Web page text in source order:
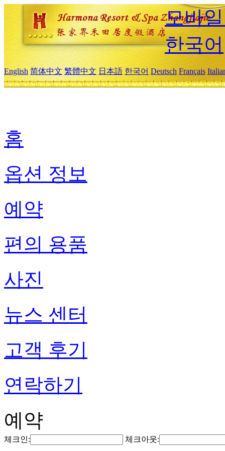
모바
한국어
English 简体中文 繁體中文 日本語 한국어 Deutsch Français
홈
옵션 정보
예약
편의 용품
사진
뉴스 센터
고객 후기
연락하기
예약
체크인: 체크아웃: